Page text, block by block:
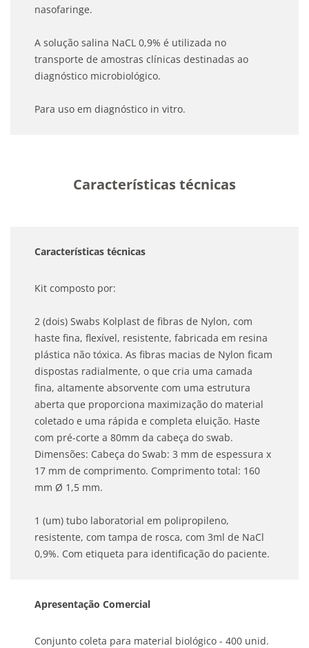
nasofaringe.
A solução salina NaCL 0,9% é utilizada no
transporte de amostras clínicas destinadas ao
diagnóstico microbiológico.
Para uso em diagnóstico in vitro.
Características técnicas
Características técnicas
Kit composto por:
2 (dois) Swabs Kolplast de fibras de Nylon, com
haste fina, flexível, resistente, fabricada em resina
plástica não tóxica. As fibras macias de Nylon ficam
dispostas radialmente, o que cria uma camada
fina, altamente absorvente com uma estrutura
aberta que proporciona maximização do material
coletado e uma rápida e completa eluição. Haste
com pré-corte a 80mm da cabeça do swab.
Dimensões: Cabeça do Swab: 3 mm de espessura x
17 mm de comprimento. Comprimento total: 160
mm Ø 1,5 mm.
1 (um) tubo laboratorial em polipropileno,
resistente, com tampa de rosca, com 3ml de NaCl
0,9%. Com etiqueta para identificação do paciente.
Apresentação Comercial
Conjunto coleta para material biológico - 400 unid.